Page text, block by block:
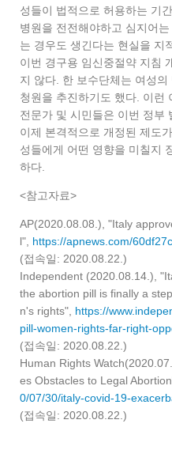
성들이 법적으로 허용하는 기
병원을 전전해야하고 심지어
는 경우도 생긴다는 현실을 지
이번 경구용 임신중절약 지침
지 않다. 한 보수단체는 여성
청원을 추진하기도 했다. 이런
전문가 및 시민들은 이번 정부
이제 본격적으로 개정된 제도
성들에게 어떤 영향을 미칠지
하다.
<참고자료>
AP(2020.08.08.), "Italy
l", https://apnews.com/
(접속일: 2020.08.22.)
Independent (2020.08.14.),
the abortion pill is finally a
n's rights", https://
pill-women-rights-far-right-
(접속일: 2020.08.22.)
Human Rights
es Obstacles to Legal
0/07/30/italy-covid-19-
(접속일: 2020.08.22.)